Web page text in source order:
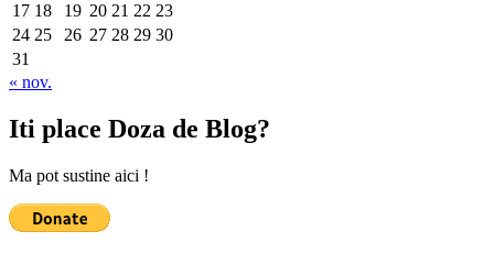
17 18 19 20 21 22 23
24 25 26 27 28 29 30
31
« nov.
Iti place Doza de Blog?
Ma pot sustine aici !